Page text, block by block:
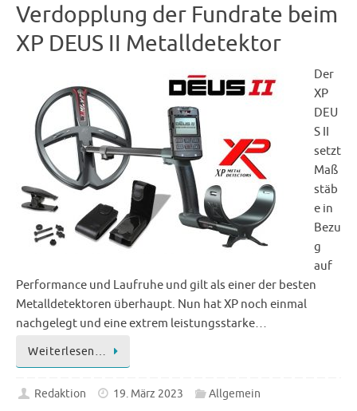
Verdopplung der Fundrate beim
XP DEUS II Metalldetektor
Der
XP
DEU
S II
setzt
Maß
stäb
e in
Bezu
g
auf
Performance und Laufruhe und gilt als einer der besten
Metalldetektoren überhaupt. Nun hat XP noch einmal
nachgelegt und eine extrem leistungsstarke…
Weiterlesen…
Redaktion 19. März 2023 Allgemein